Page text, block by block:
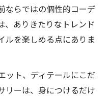
ならではの個性的コーデ
、ありきたりなトレンド
ルを楽しめる点にありま
ット、ディテールにこだ
リーは、身につけるだけ